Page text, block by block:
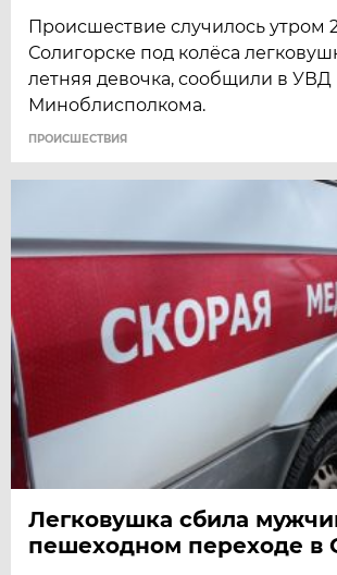
Происшествие случилось утром
Солигорске под колёса
летняя девочка, сообщили в УВД
Миноблисполкома.
ПРОИСШЕСТВИЯ
Легковушка сбила
пешеходном переходе в